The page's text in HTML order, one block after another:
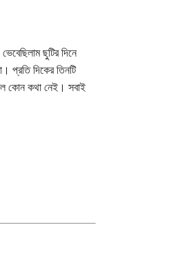
ছুটির দিনে
প্রতি দিকের তিনটি
কোন কথা নেই। সবাই